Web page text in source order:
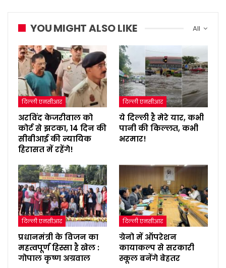
All
YOU MIGHT ALSO LIKE
दिल्ली एनसीआर
अरविंद केजरीवाल को
कोर्ट से झटका, 14 दिन की
सीबीआई की न्यायिक
हिरासत में रहेंगे!
दिल्ली एनसीआर
ये दिल्ली है मेरे यार, कभी
पानी की किल्लत, कभी
भरमार!
दिल्ली एनसीआर
प्रधानमंत्री के विजन का
महत्वपूर्ण हिस्सा है खेल :
गोपाल कृष्ण अग्रवाल
दिल्ली एनसीआर
ग्रेनो में ऑपरेशन
कायाकल्प से सरकारी
स्कूल बनेंगे बेहतर